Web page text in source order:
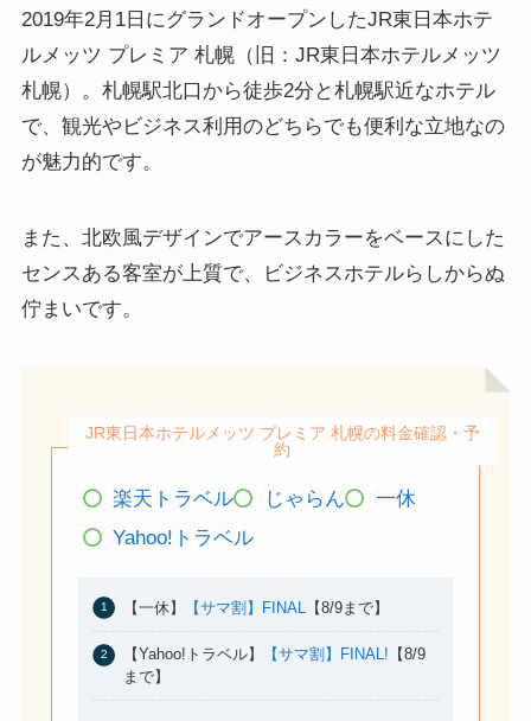
2019年2月1日にグランドオープンしたJR東日本ホテ
ルメッツ プレミア 札幌（旧：JR東日本ホテルメッツ
札幌）。 札幌駅北口から徒歩2分と札幌駅近なホテル
で、観光やビジネス利用のどちらでも便利な立地なの
が魅力的です。
また、北欧風デザインでアースカラーをベースにした
センスある客室が上質で、ビジネスホテルらしからぬ
佇まいです。
JR東日本ホテルメッツ プレミア 札幌の料金確認・予
約
楽天トラベル じゃらん
一休
Yahoo!トラベル
【一休】 【サマ割】FINAL 【8/9まで】
【Yahoo!トラベル】 【サマ割】FINAL! 【8/9
まで】